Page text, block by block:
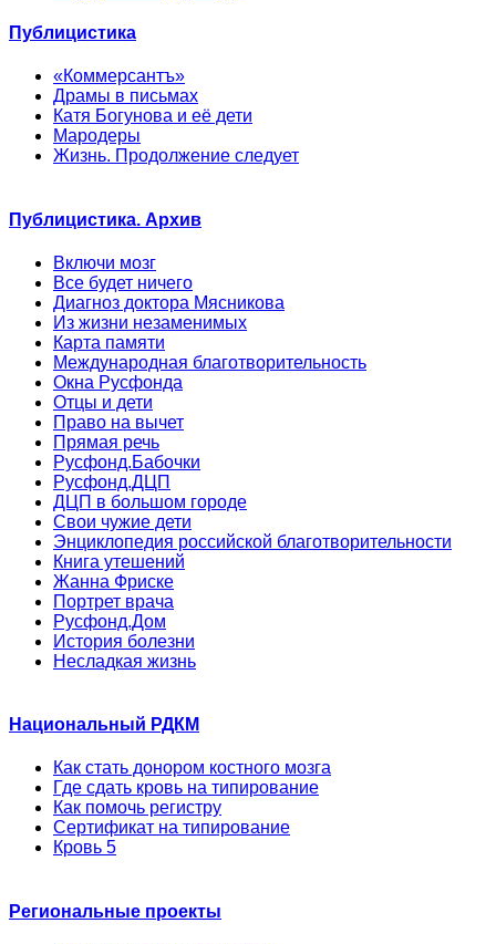
Публицистика
«Коммерсантъ»
Драмы в письмах
Катя Богунова и её дети
Мародеры
Жизнь. Продолжение следует
Публицистика. Архив
Включи мозг
Все будет ничего
Диагноз доктора Мясникова
Из жизни незаменимых
Карта памяти
Международная благотворительность
Окна Русфонда
Отцы и дети
Право на вычет
Прямая речь
Русфонд.Бабочки
Русфонд.ДЦП
ДЦП в большом городе
Свои чужие дети
Энциклопедия российской благотворительности
Книга утешений
Жанна Фриске
Портрет врача
Русфонд.Дом
История болезни
Несладкая жизнь
Национальный РДКМ
Как стать донором костного мозга
Где сдать кровь на типирование
Как помочь регистру
Сертификат на типирование
Кровь 5
Региональные проекты